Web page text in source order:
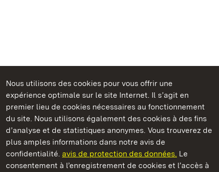
Nous utilisons des cookies pour vous offrir une
expérience optimale sur le site Internet. Il s’agit en
premier lieu de cookies nécessaires au fonctionnement
du site. Nous utilisons également des cookies à des fins
d’analyse et de statistiques anonymes. Vous trouverez de
plus amples informations dans notre avis de
confidentialité. avis de protection des données. Le
consentement à l’enregistrement de cookies et l’accès à
Châteaux et jardins publics du Bade-Wurtemberg
Château résidentiel de Mergentheim